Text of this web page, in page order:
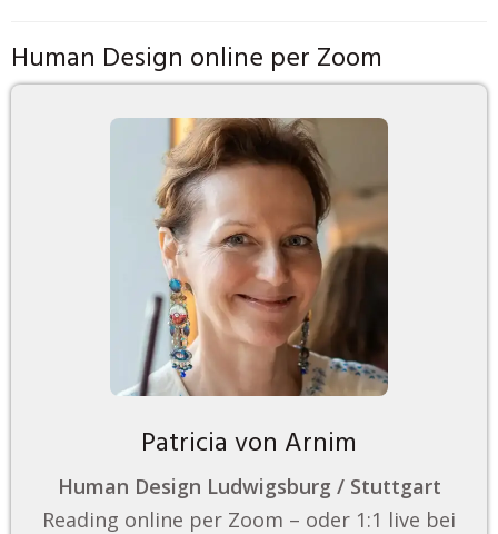
Human Design online per Zoom
Patricia von Arnim
Human Design Ludwigsburg / Stuttgart
Reading online per Zoom – oder 1:1 live bei